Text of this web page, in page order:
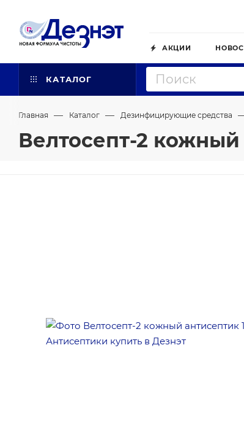
АКЦИИ
КАТАЛОГ
Главная — Каталог — Дезинфицирующие средства
Велтосепт-2